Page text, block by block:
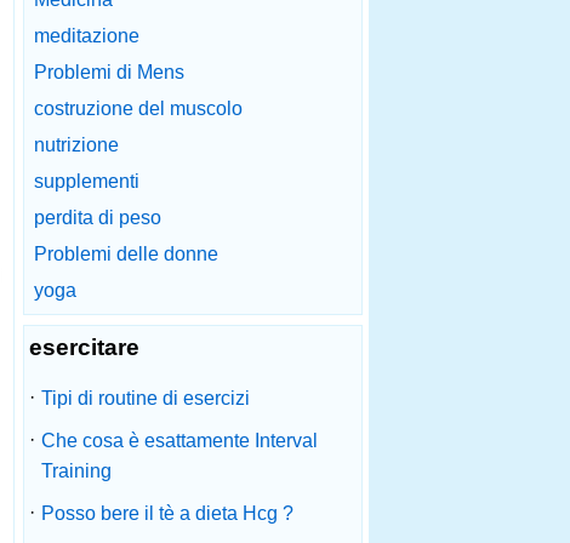
meditazione
Problemi di Mens
costruzione del muscolo
nutrizione
supplementi
perdita di peso
Problemi delle donne
yoga
esercitare
· Tipi di routine di esercizi
· Che cosa è esattamente Interval
Training
· Posso bere il tè a dieta Hcg ?